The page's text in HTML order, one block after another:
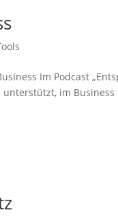
Im Podcast
im